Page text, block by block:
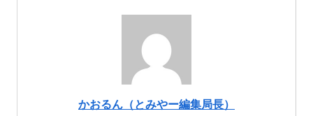
かおるん（とみやー編集局長）